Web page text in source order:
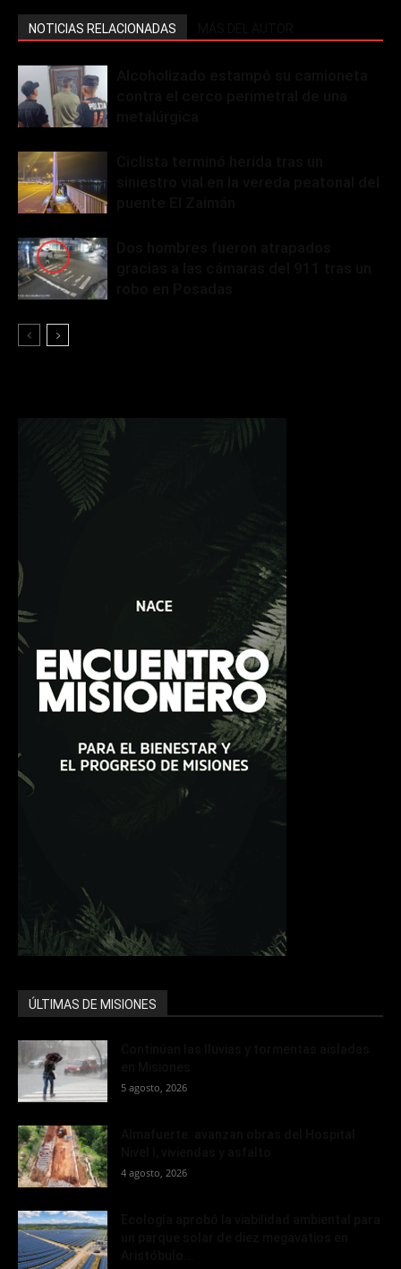
NOTICIAS RELACIONADAS
ÚLTIMAS DE MISIONES
5 agosto, 2026
4 agosto, 2026